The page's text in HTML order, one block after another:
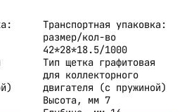
Транспортная упаковка:
размер/кол-во
42*28*18.5/1000
Тип щетка графитовая
для коллекторного
двигателя (с пружиной)
Высота, мм 7